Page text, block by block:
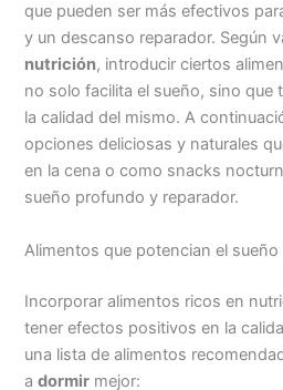
que pueden ser más efectivos
y un descanso reparador. Según
nutrición, introducir ciertos
no solo facilita el sueño, sino que
la calidad del mismo. A
opciones deliciosas y naturales
en la cena o como snacks
sueño profundo y reparador.
Alimentos que potencian el sueño
Incorporar alimentos ricos en
tener efectos positivos en la
una lista de alimentos
adormir mejor: